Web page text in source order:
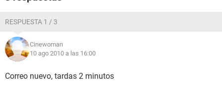
RESPUESTA 1 / 3
Cinewoman
10 ago 2010 a las 16:00
Correo nuevo, tardas 2 minutos